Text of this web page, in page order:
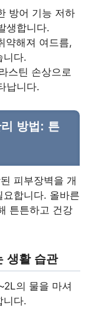
방어 기능 저하
생합니다.
약해져 여드름,
니다.
스틴 손상으로
납니다.
방법: 튼
피부장벽을 개
합니다. 올바른
튼튼하고 건강
생활 습관
의 물을 마셔
니다.